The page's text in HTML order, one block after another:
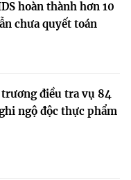
hoàn thành hơn 10
chưa quyết toán
điều tra vụ 84
ngộ độc thực phẩm